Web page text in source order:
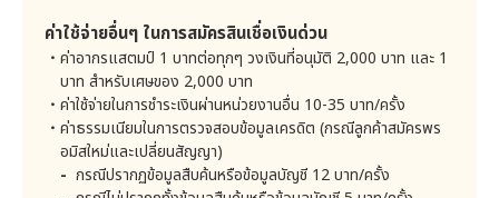
ค่าใช้จ่ายที่จ่ายให้แก่หน่วยงานภายนอก หรือบุคคลอื่น
3.1 ค่าใช้จ่ายที่ใช้ในการชำระเงิน*
ชำระที่เคาน์เตอร์ของ
ธนาคาร
ลูกค้าสำหรับเวลาทวงถามหนี้
4. วัตถุประสงค์ในการเก็บรวบรวม ใช้ และ เปิดเผยข้อมูลส่วน
บุคคล
บริษัทมีวัตถุประสงค์ในการเก็บรวบรวม ใช้ และเปิดเผยข้อมูล
ส่วนบุคคล ดังต่อไปนี้
1) การรับสมัครสินเชื่อ การพิจารณาสินเชื่อ และการให้สิน
เชื่อส่วนบุคคลสำหรับลูกค้า
ค่าใช้จ่ายอื่นๆ ในการสมัครสินเชื่อเงินด่วน
ค่าอากรแสตมป์ 1 บาทต่อทุกๆ วงเงินที่อนุมัติ 2,000 บาท และ 1
บาท สำหรับเศษของ 2,000 บาท
ค่าใช้จ่ายในการชำระเงินผ่านหน่วยงานอื่น 10-35 บาท/ครั้ง
ค่าธรรมเนียมในการตรวจสอบข้อมูลเครดิต (กรณีลูกค้าสมัครพร
อมิสใหม่และเปลี่ยนสัญญา)
กรณีปรากฏข้อมูลสืบค้นหรือข้อมูลบัญชี 12 บาท/ครั้ง